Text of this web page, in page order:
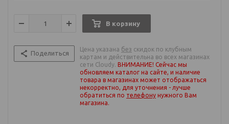
В корзину
Поделиться
Цена указана без скидок по клубным
картам и действительна во всех магазинах
сети Cloudy. ВНИМАНИЕ! Сейчас мы
обновляем каталог на сайте, и наличие
товара в магазинах может отображаться
некорректно, для уточнения - лучше
обратиться по телефону нужного Вам
магазина.